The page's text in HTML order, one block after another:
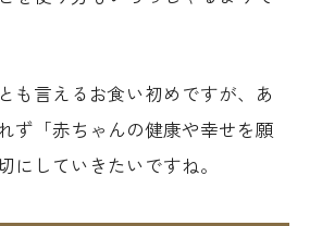
も言えるお食い初めですが、あ
ず「赤ちゃんの健康や幸せを願
にしていきたいですね。